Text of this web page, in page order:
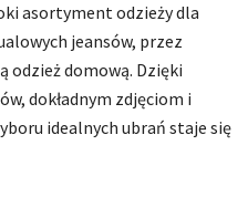
asortyment odzieży dla
jeansów, przez
odzież domową. Dzięki
dokładnym zdjęciom i
idealnych ubrań staje się